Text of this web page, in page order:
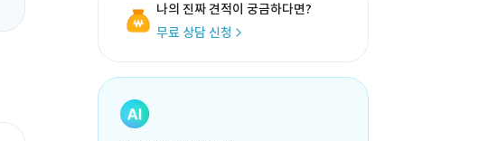
나의 진짜 견적이 궁금하다면?
무료 상담 신청